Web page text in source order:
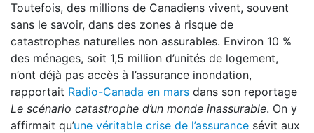
Toutefois, des millions de Canadiens vivent, souvent
sans le savoir, dans des zones à risque de
catastrophes naturelles non assurables. Environ 10 %
des ménages, soit 1,5 million d’unités de logement,
n’ont déjà pas accès à l’assurance inondation,
rapportait Radio-Canada en mars dans son reportage
Le scénario catastrophe d’un monde inassurable. On y
affirmait qu’une véritable crise de l’assurance sévit aux